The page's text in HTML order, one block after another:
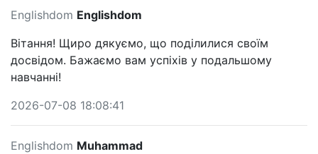
Englishdom Englishdom
Вітання! Щиро дякуємо, що поділилися своїм
досвідом. Бажаємо вам успіхів у подальшому
навчанні!
2026-07-08 18:08:41
Englishdom Muhammad